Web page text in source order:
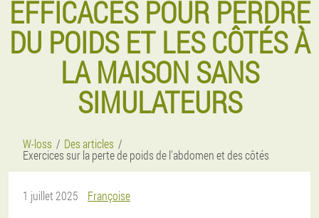
EFFICACES POUR PERDRE
DU POIDS ET LES CÔTÉS À
LA MAISON SANS
SIMULATEURS
W-loss Des articles
Exercices sur la perte de poids de l'abdomen et des côtés
1 juillet 2025
Françoise